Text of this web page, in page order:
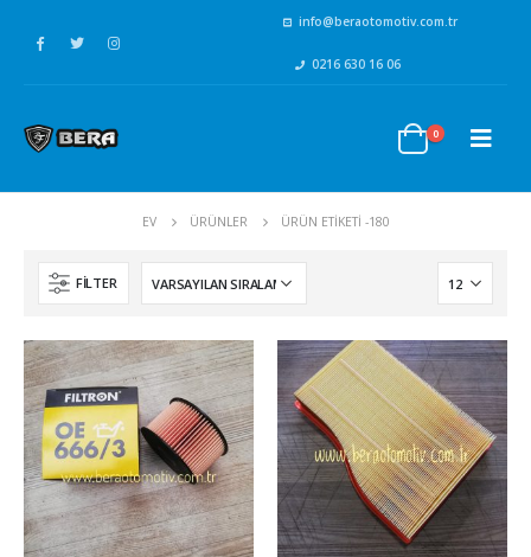
info@beraotomotiv.com.tr
0216 630 16 06
0
EV ÜRÜNLER ÜRÜN ETIKETI -180
FILTER